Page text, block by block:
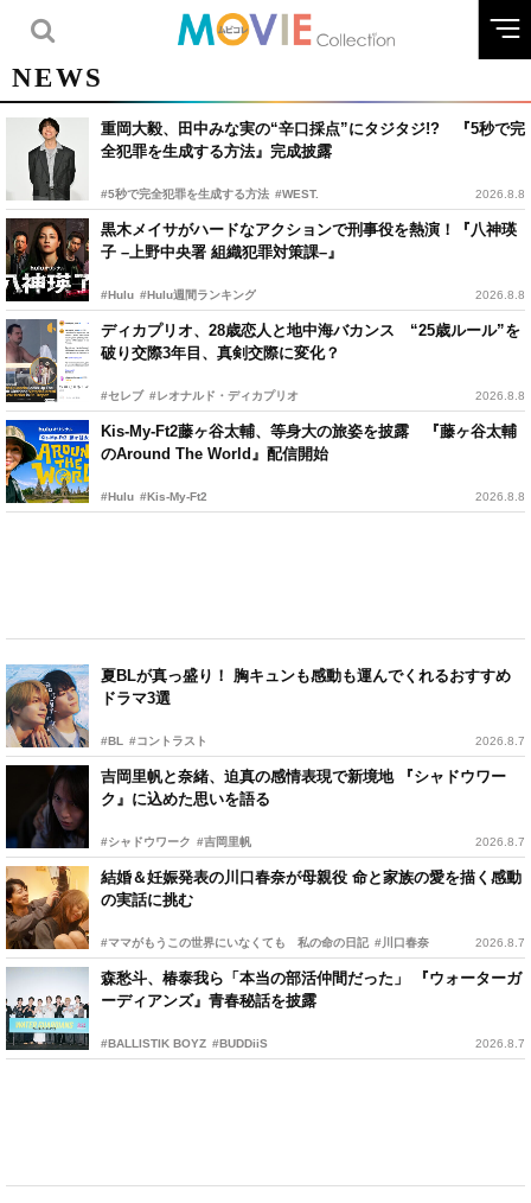
NEWS
重岡大毅、田中みな実の“辛口採点”にタジタジ!? 『5秒で完
全犯罪を生成する方法』完成披露
#5秒で完全犯罪を生成する方法 #WEST. 2026.8.8
黒木メイサがハードなアクションで刑事役を熱演！『八神瑛
子 –上野中央署 組織犯罪対策課–』
#Hulu #Hulu週間ランキング 2026.8.8
ディカプリオ、28歳恋人と地中海バカンス “25歳ルール”を
破り交際3年目、真剣交際に変化？
#セレブ #レオナルド・ディカプリオ 2026.8.8
Kis-My-Ft2藤ヶ谷太輔、等身大の旅姿を披露 『藤ヶ谷太輔
のAround The World』配信開始
#Hulu #Kis-My-Ft2 2026.8.8
夏BLが真っ盛り！ 胸キュンも感動も運んでくれるおすすめ
ドラマ3選
#BL #コントラスト 2026.8.7
吉岡里帆と奈緒、迫真の感情表現で新境地 『シャドウワー
ク』に込めた思いを語る
#シャドウワーク #吉岡里帆 2026.8.7
結婚＆妊娠発表の川口春奈が母親役 命と家族の愛を描く感動
の実話に挑む
#ママがもうこの世界にいなくても 私の命の日記 #川口春奈 2026.8.7
森愁斗、椿泰我ら「本当の部活仲間だった」 『ウォーターガ
ーディアンズ』青春秘話を披露
#BALLISTIK BOYZ #BUDDiiS 2026.8.7